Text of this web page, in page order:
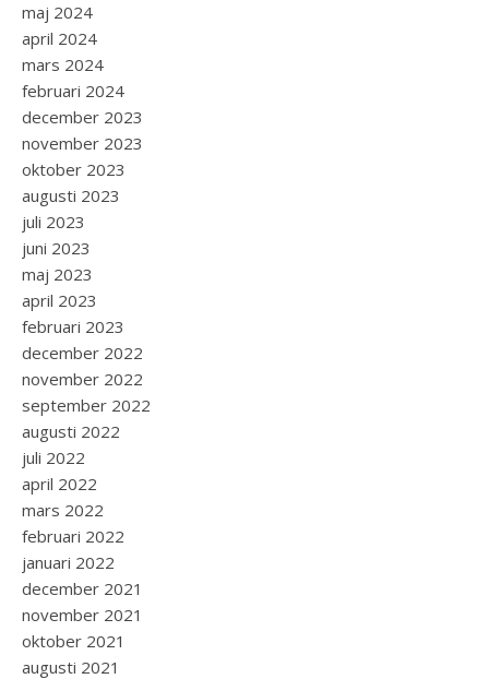
maj 2024
april 2024
mars 2024
februari 2024
december 2023
november 2023
oktober 2023
augusti 2023
juli 2023
juni 2023
maj 2023
april 2023
februari 2023
december 2022
november 2022
september 2022
augusti 2022
juli 2022
april 2022
mars 2022
februari 2022
januari 2022
december 2021
november 2021
oktober 2021
augusti 2021